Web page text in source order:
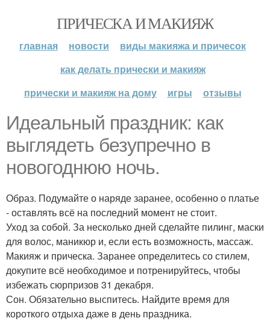
ПРИЧЕСКА И МАКИЯЖ
главная новости
виды макияжа и причесок
как делать прически и макияж
прически и макияж на дому
игры отзывы
Идеальный праздник: как
выглядеть безупречно в
новогоднюю ночь.
Образ. Подумайте о наряде заранее, особенно о платье
- оставлять всё на последний момент не стоит.
Уход за собой. За несколько дней сделайте пилинг, маски
для волос, маникюр и, если есть возможность, массаж.
Макияж и прическа. Заранее определитесь со стилем,
докупите всё необходимое и потренируйтесь, чтобы
избежать сюрпризов 31 декабря.
Сон. Обязательно выспитесь. Найдите время для
короткого отдыха даже в день праздника.